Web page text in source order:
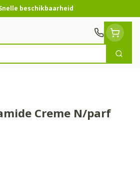
beschikbaarheid
Zoek
Creme N/parf